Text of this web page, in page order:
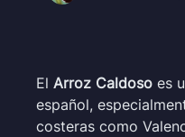
El Arroz Caldoso es
español,
costeras como